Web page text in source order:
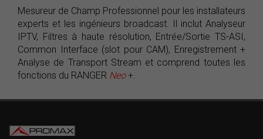
Mesureur de Champ Professionnel pour les installateurs
experts et les ingénieurs broadcast. Il inclut Analyseur
IPTV, Filtres à haute résolution, Entrée/Sortie TS-ASI,
Common Interface (slot pour CAM), Enregistrement +
Analyse de Transport Stream et comprend toutes les
fonctions du RANGER Neo+.